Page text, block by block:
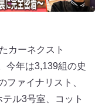
カーネクスト
今年は3,139組の史
ファイナリスト、
ル3号室、コット